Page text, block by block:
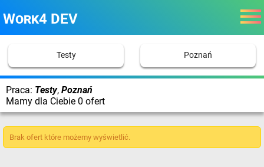
Work4 DEV
Testy Poznań
Praca: Testy, Poznań
Mamy dla Ciebie 0 ofert
Brak ofert które możemy wyświetlić.